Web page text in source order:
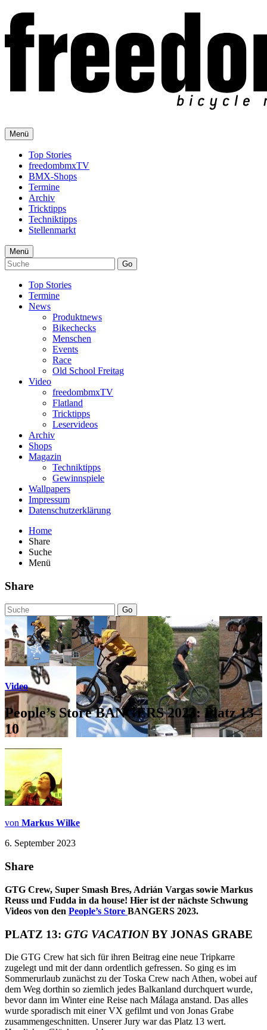
Menü
Top Stories
freedombmxTV
BMX-Shops
Termine
Archiv
Tricktipps
Techniktipps
Stellenmarkt
Menü
Go
Top Stories
Termine
News
Produktnews
Bikechecks
Menschen
Events
Race
Old School Freitag
Video
freedombmxTV
Flatland
Tricktipps
Leservideos
Archiv
Shops
Magazin
Techniktipps
Gewinnspiele
Wallpapers
Impressum
Datenschutzerklärung
Home
Share
Suche
Menü
Share
Go
Video
People’s Store BANGERS 2023: Platz 13–
10
von Markus Wilke
6. September 2023
Share
GTG Crew, Super Smash Bres, Adrián Vargas sowie Markus
Reuss und Fudda in da house! Hier ist der nächste Schwung
Videos von den People’s Store BANGERS 2023.
PLATZ 13: GTG VACATIONBY JONAS GRABE
Die GTG Crew hat sich für ihren Beitrag eine neue Tripkarre
zugelegt und mit der dann ordentlich gefressen. So ging es im
Sommerurlaub zunächst zu der Toska Crew nach Athen, wobei auf
dem Weg dorthin so ziemlich jedes Balkanland durchquert wurde,
bevor dann im Winter eine Reise nach Málaga anstand. Das alles
wurde sporadisch mit einer VX gefilmt und von Jonas Grabe
zusammengeschnitten. Unserer Jury war das Platz 13 wert.